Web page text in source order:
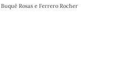
Buquê Rosas e Ferrero Rocher